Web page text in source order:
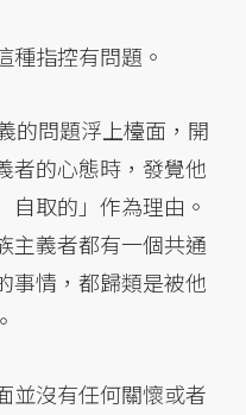
種指控有問題。
的問題浮上檯面，開
者的心態時，發覺他
自取的」作為理由。
主義者都有一個共通
事情，都歸類是被他
並沒有任何關懷或者